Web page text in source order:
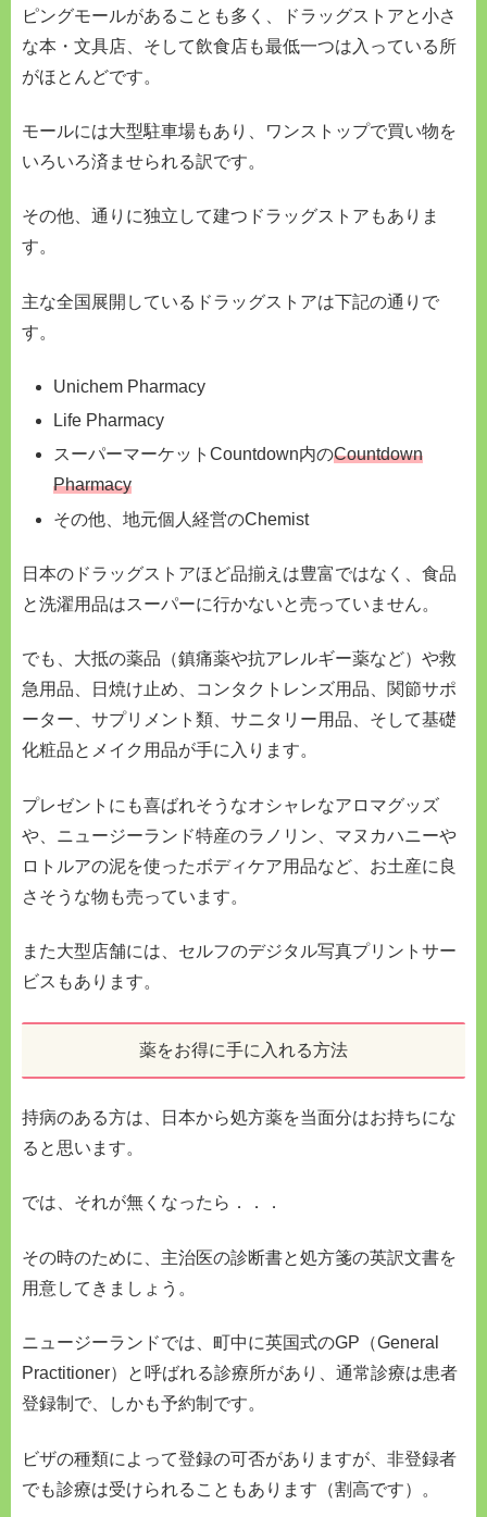
ピングモールがあることも多く、ドラッグストアと小さ
な本・文具店、そして飲食店も最低一つは入っている所
がほとんどです。
モールには大型駐車場もあり、ワンストップで買い物を
いろいろ済ませられる訳です。
その他、通りに独立して建つドラッグストアもありま
す。
主な全国展開しているドラッグストアは下記の通りで
す。
Unichem Pharmacy
Life Pharmacy
スーパーマーケットCountdown内のCountdown
Pharmacy
その他、地元個人経営のChemist
日本のドラッグストアほど品揃えは豊富ではなく、食品
と洗濯用品はスーパーに行かないと売っていません。
でも、大抵の薬品（鎮痛薬や抗アレルギー薬など）や救
急用品、日焼け止め、コンタクトレンズ用品、関節サポ
ーター、サプリメント類、サニタリー用品、そして基礎
化粧品とメイク用品が手に入ります。
プレゼントにも喜ばれそうなオシャレなアロマグッズ
や、ニュージーランド特産のラノリン、マヌカハニーや
ロトルアの泥を使ったボディケア用品など、お土産に良
さそうな物も売っています。
また大型店舗には、セルフのデジタル写真プリントサー
ビスもあります。
薬をお得に手に入れる方法
持病のある方は、日本から処方薬を当面分はお持ちにな
ると思います。
では、それが無くなったら．．．
その時のために、主治医の診断書と処方箋の英訳文書を
用意してきましょう。
ニュージーランドでは、町中に英国式のGP（General
Practitioner）と呼ばれる診療所があり、通常診療は患者
登録制で、しかも予約制です。
ビザの種類によって登録の可否がありますが、非登録者
でも診療は受けられることもあります（割高です）。